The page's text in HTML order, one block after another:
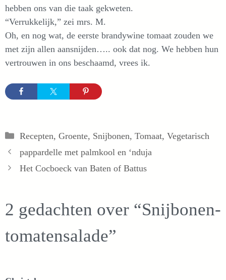
hebben ons van die taak gekweten.
“Verrukkelijk,” zei mrs. M.
Oh, en nog wat, de eerste brandywine tomaat zouden we
met zijn allen aansnijden….. ook dat nog. We hebben hun
vertrouwen in ons beschaamd, vrees ik.
Categorieën
Recepten, Groente, Snijbonen, Tomaat, Vegetarisch
pappardelle met palmkool en ‘nduja
Het Cocboeck van Baten of Battus
2 gedachten over “Snijbonen-
tomatensalade”